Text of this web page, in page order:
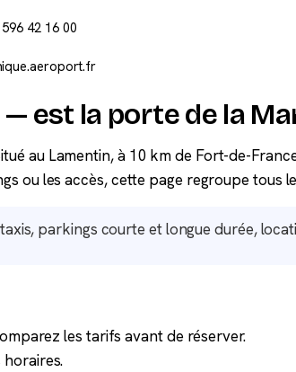
42 16 00
est la porte de la
au Lamentin, à 10 km de Fort-de-
ou les accès, cette page regroupe tous
parkings courte et longue durée,
les tarifs avant de réserver.
horaires.